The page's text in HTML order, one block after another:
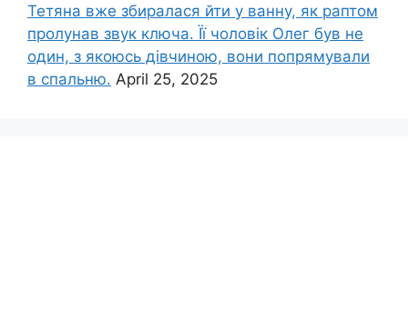
Тетяна вже збиралася йти у ванну, як раптом
пролунав звук ключа. Її чоловік Олег був не
один, з якоюсь дівчиною, вони попрямували
в спальню. April 25, 2025